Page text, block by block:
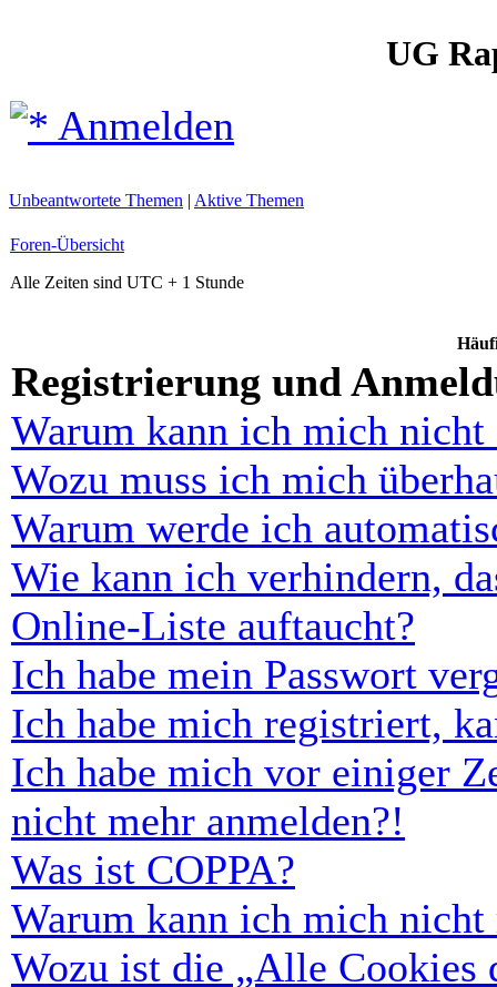
UG
Anmelden
Unbeantwortete Themen | Aktive Themen
Foren-Übersicht
Alle Zeiten sind UTC + 1 Stunde
Registrierung und
Warum kann ich mich nicht
Wozu muss ich mich
Warum werde ich
Wie kann ich verhindern,
Online-Liste auftaucht?
Ich habe mein Passwort
Ich habe mich registriert,
Ich habe mich vor einiger
nicht mehr anmelden?!
Was ist COPPA?
Warum kann ich mich nicht
Wozu ist die „Alle Cookies